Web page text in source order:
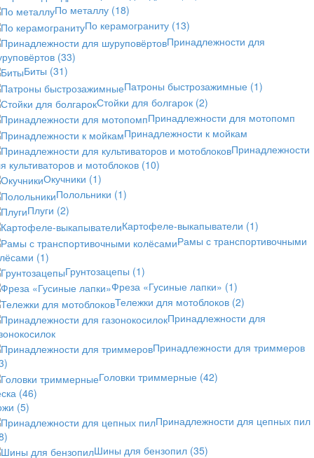
По металлу (18)
По керамограниту (13)
Принадлежности для
(33)
Биты (31)
Патроны быстрозажимные (1)
Стойки для болгарок (2)
Принадлежности для мотопомп
Принадлежности к мойкам
Принадлежности
культиваторов и мотоблоков (10)
Окучники (1)
Полольники (1)
Плуги (2)
Картофеле-выкапыватели (1)
Рамы с транспортивочными
(1)
Грунтозацепы (1)
Фреза «Гусиные лапки» (1)
Тележки для мотоблоков (2)
Принадлежности для
Принадлежности для триммеров
Головки триммерные (42)
(46)
(5)
Принадлежности для цепных пил
Шины для бензопил (35)